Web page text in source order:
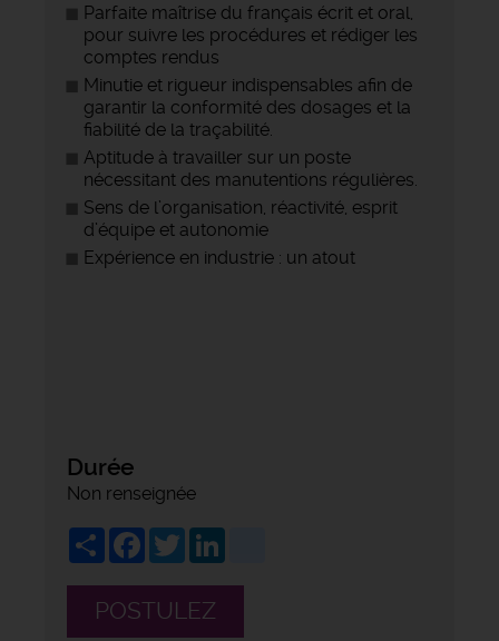
Parfaite maîtrise du français écrit et oral,
pour suivre les procédures et rédiger les
comptes rendus
Minutie et rigueur indispensables afin de
garantir la conformité des dosages et la
fiabilité de la traçabilité.
Aptitude à travailler sur un poste
nécessitant des manutentions régulières.
Sens de l’organisation, réactivité, esprit
d’équipe et autonomie
Expérience en industrie : un atout
Durée
Non renseignée
ShareFacebook
Twitter
POSTULEZ